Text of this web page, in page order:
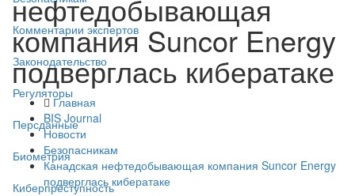
Комментарии экспертов
Законодательство
Регуляторы
Персданные
Биометрия
Киберпреступность
нефтедобывающая
компания Suncor Energy
подверглась кибератаке
Главная
BIS Journal
Новости
Безопасникам
Канадская нефтедобывающая компания Suncor Energy
подверглась кибератаке